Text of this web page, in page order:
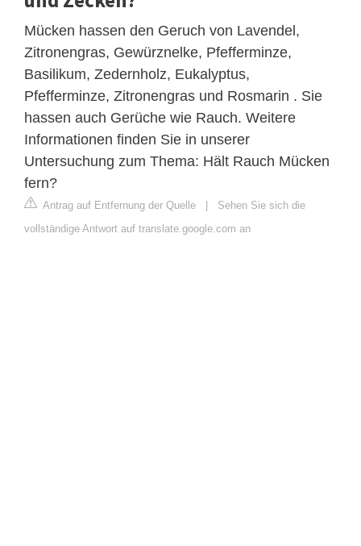
Mücken hassen den Geruch von Lavendel,
Zitronengras, Gewürznelke, Pfefferminze,
Basilikum, Zedernholz, Eukalyptus,
Pfefferminze, Zitronengras und Rosmarin . Sie
hassen auch Gerüche wie Rauch. Weitere
Informationen finden Sie in unserer
Untersuchung zum Thema: Hält Rauch Mücken
fern?
Antrag auf Entfernung der Quelle | Sehen Sie sich die
vollständige Antwort auf translate.google.com an